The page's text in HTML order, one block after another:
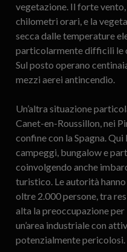
vegetazione. Il forte
chilometri orari, e la
secca dalle temperature
particolarmente difficili le
Sul posto operano
mezzi aerei antincendio.
Un’altra situazione
Canet-en-Roussillon, nei
confine con la Spagna.
campeggi, bungalow e
coinvolgendo anche
turistico. Le autorità
oltre 2.000 persone, tra
alta la preoccupazione per
un’area industriale con
potenzialmente pericolosi.